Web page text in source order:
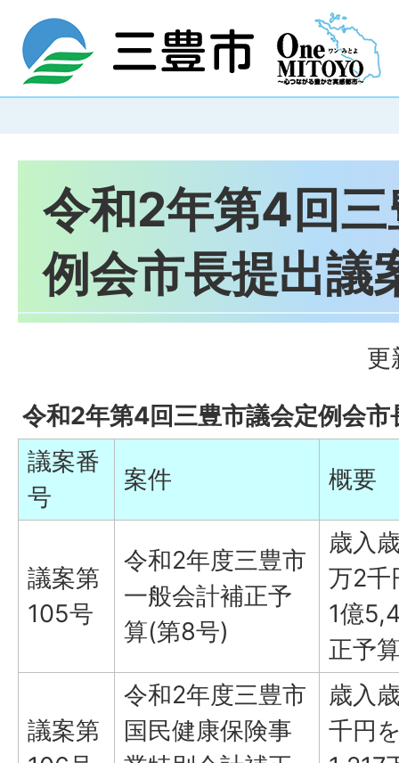
令和2年第4回
例会市長提出議
更
令和2年第4回三豊市議会定例会市
議案番
号
案件 概要
議案第
105号
令和2年度三豊市
一般会計補正予
算(第8号)
歳入
万2千
1億
正予
議案第
令和2年度三豊市
国民健康保険事
歳入
千円